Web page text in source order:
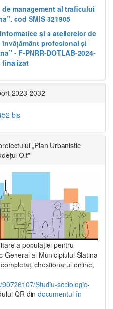
management al traficului
cod SMIS 321905
și a atelierelor de
profesional și
- F-PNRR-DOTLAB-2024-
finalizat
2023-2032
bis
„Plan Urbanistic
Olt”
a populaţiei pentru
General al Municipiului Slatina
chestionarul online,
Studiu-sociologic-
QR din documentul în